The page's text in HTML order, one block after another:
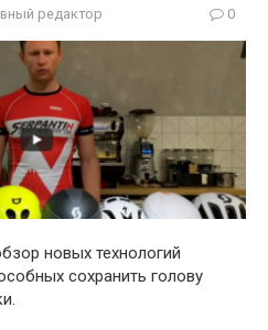
редактор 0
новых технологий
сохранить голову